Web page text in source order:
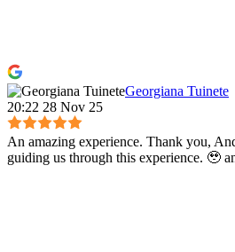
Georgiana Tuinete
20:22 28 Nov 25
An amazing experience. Thank you,
guiding us through this experience. 🥹